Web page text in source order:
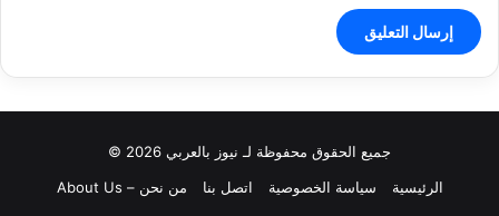
جميع الحقوق محفوظة لـ نيوز بالعربي 2026 ©
الرئيسية
سياسة الخصوصية اتصل بنا من نحن – About Us